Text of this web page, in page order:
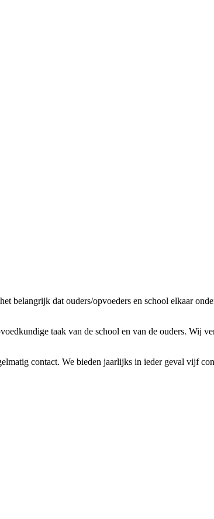
belangrijk dat ouders/opvoeders en school elkaar
taak van de school en van de ouders. Wij
contact. We bieden jaarlijks in ieder geval vijf